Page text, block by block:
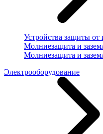
Устройства защиты
Молниезащита и
Молниезащита и
Электрооборудование